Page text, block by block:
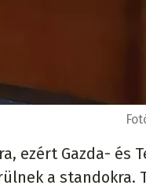
ezért Gazda- és
a standokra.